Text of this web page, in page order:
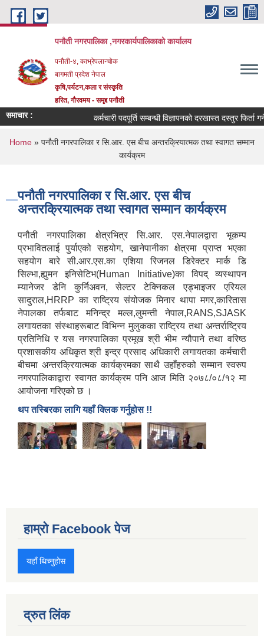
Skip to main content
पनौती नगरपालिका ,नगरकार्यपालिकाको कार्यालय
पनौती-४, काभ्रेपलान्चोक
बागमती प्रदेश नेपाल
कृषि,पर्यटन,कला र संस्कृति
हरित, गौरवमय - समृद्द पनौती
समाचार : कर्मचारी पदपूर्ति सम्बन्धी विज्ञापनको दरखास्त दस्तुर फिर्ता
You are here
Home » पनौती नगरपालिका र सि.आर. एस बीच अन्तरक्रियात्मक तथा स्वागत सम्मान
कार्यक्रम
पनौती नगरपालिका र सि.आर. एस बीच
अन्तरक्रियात्मक तथा स्वागत सम्मान कार्यक्रम
पनौती नगरपालिका क्षेत्रभित्र सि.आर. एस.नेपालद्वारा भूकम्प
प्रभावितलाई पुर्याएको सहयोग, खानेपानीका क्षेत्रमा प्राप्त भएका
सहयाेग बारे सी.आर.एस.का एशिया रिजनल डिरेक्टर मार्क डि
सिल्भा,ह्युमन इनिसेटिभ(Human Initiative)का विपद् व्यस्थापन
म्यानेजर डेनि कुर्निअवन, सेल्टर टेक्निकल एड्भाइजर एरियल
सादुराल,HRRP का राष्ट्रिय संयोजक मिनार थापा मगर,कारितास
नेपालका तर्फबाट मनिन्द्र मल्ल,लुमन्ती नेपाल,RANS,SJASK
लगायतका संस्थाहरूबाट विभिन्न मुलुकका राष्ट्रिय तथा अन्तर्राष्ट्रिय
प्रतिनिधि र यस नगरपालिका प्रमूख श्री भीम न्यौपाने तथा वरिष्ठ
प्रशासकीय अधिकृत श्री इन्द्र प्रसाद अधिकारी लगायतका कर्मचारी
बीचमा अन्तरक्रियात्मक कार्यक्रमका साथै उहाँहरुको सम्मान स्वरुप
नगरपालिकाद्वारा स्वागत कार्यक्रम पनि आज मिति २०७८/०८/१२ मा
आयोजना गरिएको छ ।
थप तस्बिरका लागि यहाँ क्लिक गर्नुहोस !!
हाम्रो Facebook पेज
यहाँ थिच्नुहोस
द्रुत लिंक